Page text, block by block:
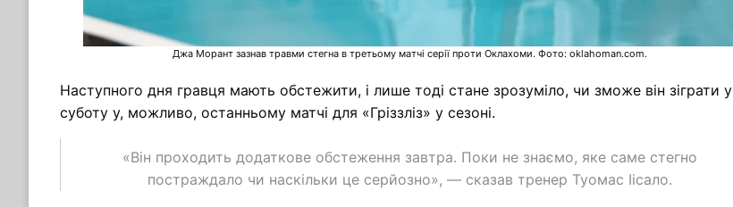
Джа Морант зазнав травми стегна в третьому матчі серії проти Оклахоми. Фото: oklahoman.com.
Наступного дня гравця мають обстежити, і лише тоді стане зрозуміло, чи зможе він зіграти у
суботу у, можливо, останньому матчі для «Гріззліз» у сезоні.
«Він проходить додаткове обстеження завтра. Поки не знаємо, яке саме стегно
постраждало чи наскільки це серйозно», — сказав тренер Туомас Іісало.